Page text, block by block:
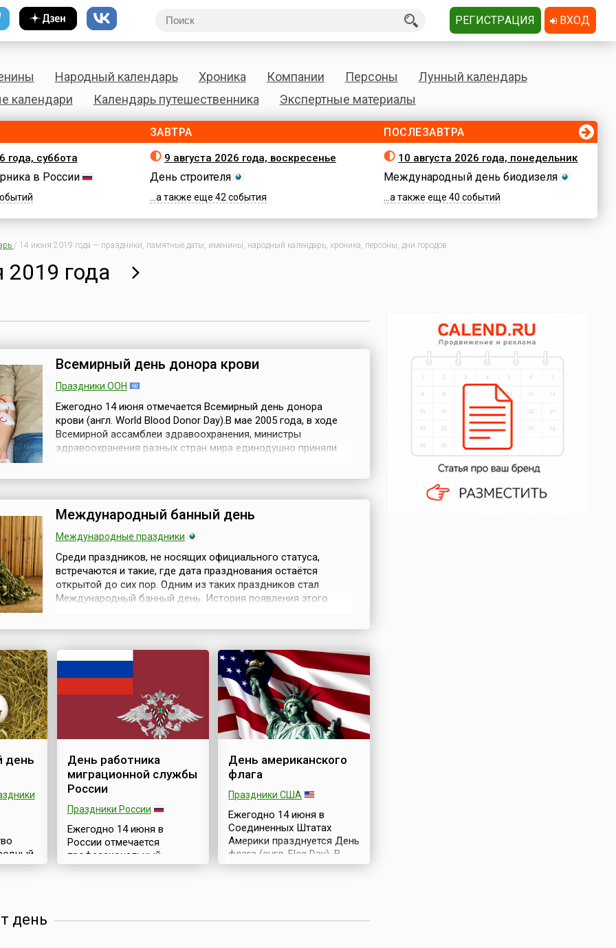
Народный календарь Хроника Компании Персоны
Лунный календарь
календари
Календарь путешественника Экспертные материалы
года, суббота
в России
ЗАВТРА
9 августа 2026 года, воскресенье
День строителя
...а также еще 42 события
ПОСЛЕЗАВТРА
10 августа 2026 года, понедельник
Международный день биодизеля
...а также еще 40 событий
/ 14 июня 2019 года — праздники, памятные даты, именины, народный календарь, хроника, персоны, дни городов
года
Всемирный день донора крови
Праздники ООН
Ежегодно 14 июня отмечается Всемирный день донора
крови (англ. World Blood Donor Day).В мае 2005 года, в ходе
Всемирной ассамблеи здравоохранения, министры
здравоохранения разных стран мира единодушно приняли
крови, дата которого приуро...
Международный банный день
Международные праздники
Среди праздников, не носящих официального статуса,
встречаются и такие, где дата празднования остаётся
открытой до сих пор. Одним из таких праздников стал
Международный банный день. История появления этого
традицией – банными днями. ...
день
День работника
миграционной службы
России
Праздники России
Ежегодно 14 июня в
России отмечается
профессиональный
праздник — День
701 от 4 июня 2007 года. В
День американского
флага
Праздники США
Ежегодно 14 июня в
Соединенных Штатах
Америки празднуется День
флага (англ. Flag Day). В
этот день американцы
всплеск «звездно-
день
РЕГИСТРАЦИЯ ВХОД